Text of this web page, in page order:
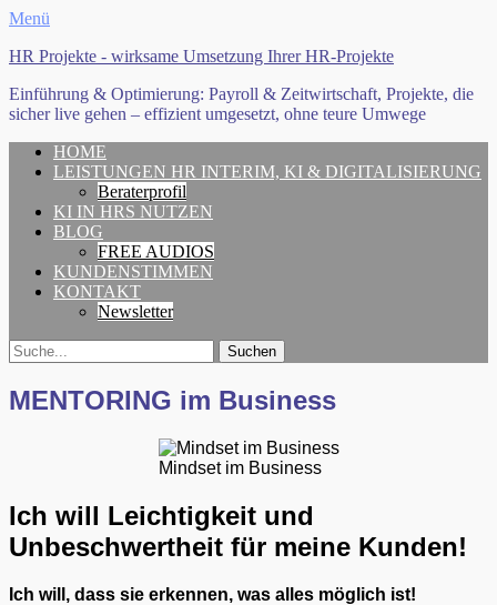
Menü
HR Projekte - wirksame Umsetzung Ihrer HR-Projekte
Einführung & Optimierung: Payroll & Zeitwirtschaft, Projekte, die
sicher live gehen – effizient umgesetzt, ohne teure Umwege
Erstes
Menü
Zum
Inhalt:
HOME
LEISTUNGEN HR INTERIM, KI & DIGITALISIERUNG
Beraterprofil
KI IN HRS NUTZEN
BLOG
FREE AUDIOS
KUNDENSTIMMEN
KONTAKT
Newsletter
Search
Suche
für:
MENTORING im Business
Mindset im Business
Ich will Leichtigkeit und
Unbeschwertheit für meine Kunden!
Ich will, dass sie erkennen, was alles möglich ist!